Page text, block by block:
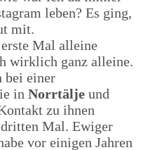
leben? Es ging,
mit.
Mal alleine
wirklich ganz alleine.
bei einer
in Norrtälje und
zu ihnen
Mal. Ewiger
vor einigen Jahren